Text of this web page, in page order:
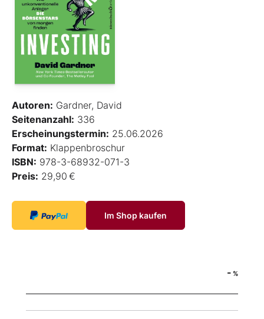
Autoren: Gardner, David
Seitenanzahl: 336
Erscheinungstermin: 25.06.2026
Format: Klappenbroschur
ISBN: 978-3-68932-071-3
Preis: 29,90 €
Im Shop kaufen
- %